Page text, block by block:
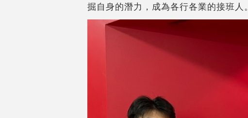
掘自身的潛力，成為各行各業的接班人。